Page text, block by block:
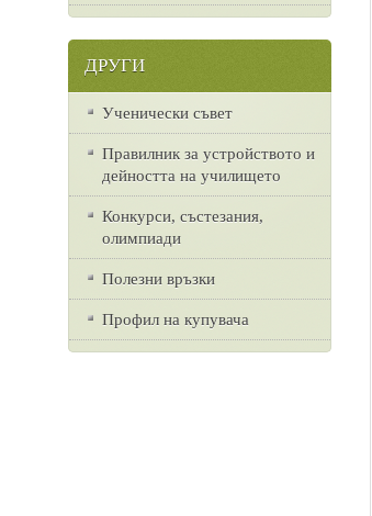
ДРУГИ
Ученически съвет
Правилник за устройството и
дейността на училището
Конкурси, състезания,
олимпиади
Полезни връзки
Профил на купувача